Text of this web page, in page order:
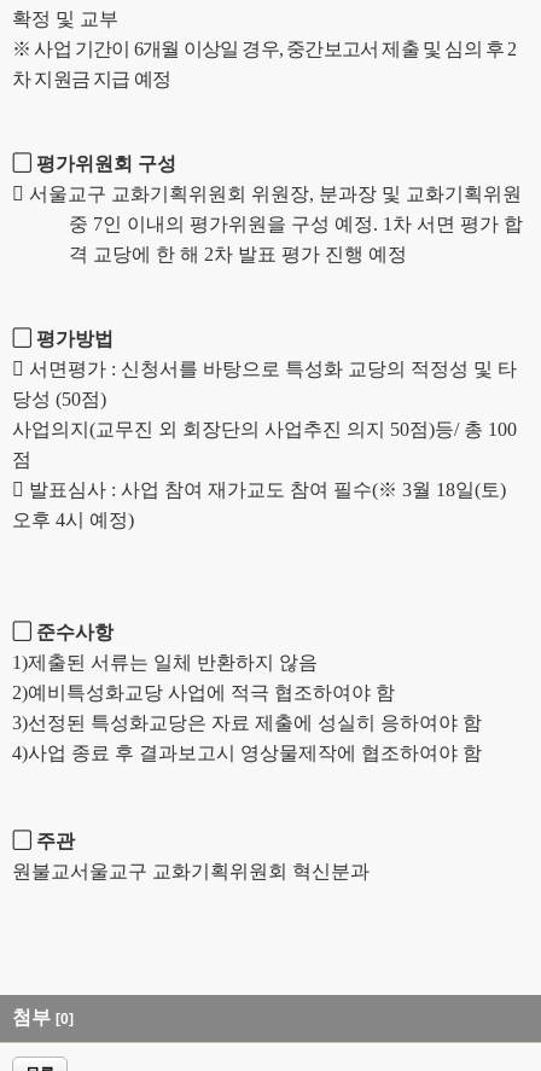
확정 및 교부
※사업 기간이 6개월 이상일 경우, 중간보고서 제출 및 심의 후 2
차 지원금 지급 예정
평가위원회 구성
 서울교구 교화기획위원회 위원장, 분과장 및 교화기획위원
중 7인 이내의 평가위원을 구성 예정. 1 차 서면 평가 합
격 교당에 한 해 2차 발표 평가 진행 예정
평가방법
 서면평가 : 신청서를 바탕으로 특성화 교당의 적정성 및 타
당성 (50점)
사업의지 (교무진 외 회장단의 사업추진 의지 50점)등/ 총 100
점
 발표심사 : 사업 참여 재가교도 참여 필수(※ 3월 18일(토)
오후 4시 예정)
준수사항
1)제출된 서류는 일체 반환하지 않음
2)예비특성화교당 사업에 적극 협조하여야 함
3)선정된 특성화교당은 자료 제출에 성실히 응하여야 함
4)사업 종료 후 결과보고시 영상물제작에 협조하여야 함
주관
원불교서울교구 교화기획위원회 혁신분과
첨부 [0]